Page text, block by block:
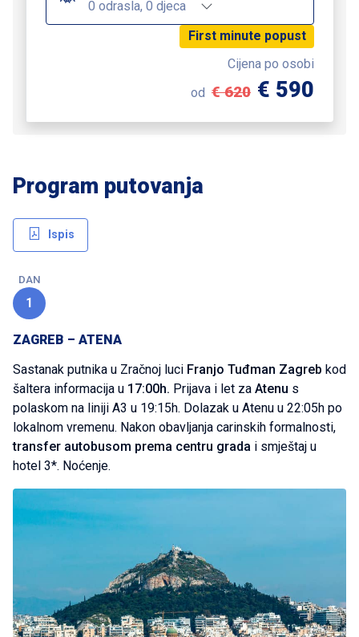
0 odrasla, 0 djeca
First minute popust
Cijena po osobi
od € 620 € 590
Program putovanja
Ispis
DAN
1
ZAGREB – ATENA
Sastanak putnika u Zračnoj luci Franjo Tuđman Zagreb kod
šaltera informacija u 17:00h. Prijava i let za Atenu s
polaskom na liniji A3 u 19:15h. Dolazak u Atenu u 22:05h po
lokalnom vremenu. Nakon obavljanja carinskih formalnosti,
transfer autobusom prema centru grada i smještaj u
hotel 3*. Noćenje.